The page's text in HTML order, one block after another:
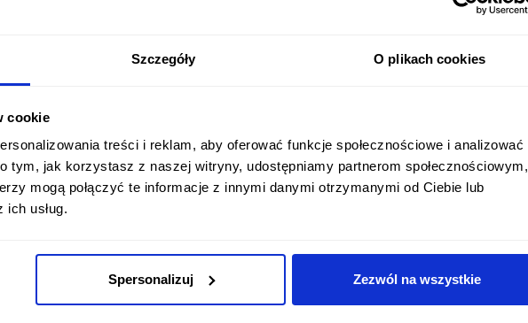
Szczegóły O plikach cookies
cookie
treści i reklam, aby oferować funkcje społecznościowe i analizować
tym, jak korzystasz z naszej witryny, udostępniamy partnerom społecznościowym,
mogą połączyć te informacje z innymi danymi otrzymanymi od Ciebie lub
usług.
Spersonalizuj Zezwól na wszystkie
, przeznaczony do objawowego
leków z niższego szczebla
związku z zawartością substancji
na decyzję i pod kontrolą lekarza.
przyjmowania leku,